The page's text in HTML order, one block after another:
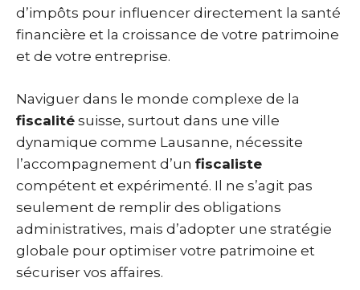
d’impôts pour influencer directement la santé
financière et la croissance de votre patrimoine
et de votre entreprise.
Naviguer dans le monde complexe de la
fiscalité suisse, surtout dans une ville
dynamique comme Lausanne, nécessite
l’accompagnement d’un fiscaliste
compétent et expérimenté. Il ne s’agit pas
seulement de remplir des obligations
administratives, mais d’adopter une stratégie
globale pour optimiser votre patrimoine et
sécuriser vos affaires.